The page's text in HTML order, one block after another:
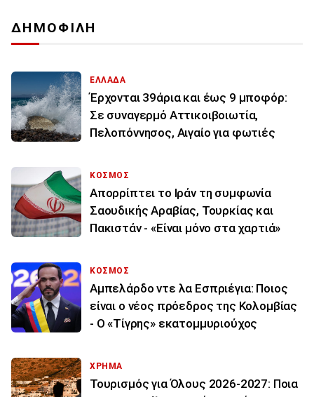
ΔΗΜΟΦΙΛΗ
ΕΛΛΑΔΑ
Έρχονται 39άρια και έως 9 μποφόρ:
Σε συναγερμό Αττικοιβοιωτία,
Πελοπόννησος, Αιγαίο για φωτιές
ΚΟΣΜΟΣ
Απορρίπτει το Ιράν τη συμφωνία
Σαουδικής Αραβίας, Τουρκίας και
Πακιστάν - «Είναι μόνο στα χαρτιά»
ΚΟΣΜΟΣ
Αμπελάρδο ντε λα Εσπριέγια: Ποιος
είναι ο νέος πρόεδρος της Κολομβίας
- Ο «Τίγρης» εκατομμυριούχος
ΧΡΗΜΑ
Τουρισμός για Όλους 2026-2027: Ποια